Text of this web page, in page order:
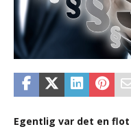
Egentlig var det en